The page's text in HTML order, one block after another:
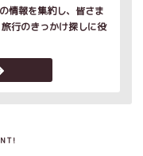
情報を集約し、皆さま
行のきっかけ探しに役